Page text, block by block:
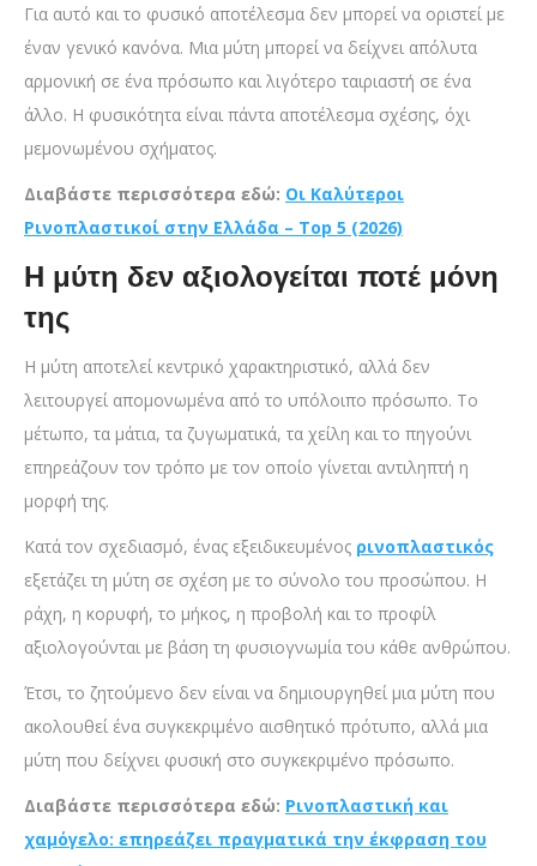
Για αυτό και το φυσικό αποτέλεσμα δεν μπορεί να οριστεί με
έναν γενικό κανόνα. Μια μύτη μπορεί να δείχνει απόλυτα
αρμονική σε ένα πρόσωπο και λιγότερο ταιριαστή σε ένα
άλλο. Η φυσικότητα είναι πάντα αποτέλεσμα σχέσης, όχι
μεμονωμένου σχήματος.
Διαβάστε περισσότερα εδώ: Οι Καλύτεροι
Ρινοπλαστικοί στην Ελλάδα – Top 5 (2026)
Η μύτη δεν αξιολογείται ποτέ μόνη
της
Η μύτη αποτελεί κεντρικό χαρακτηριστικό, αλλά δεν
λειτουργεί απομονωμένα από το υπόλοιπο πρόσωπο. Το
μέτωπο, τα μάτια, τα ζυγωματικά, τα χείλη και το πηγούνι
επηρεάζουν τον τρόπο με τον οποίο γίνεται αντιληπτή η
μορφή της.
Κατά τον σχεδιασμό, ένας εξειδικευμένος ρινοπλαστικός
εξετάζει τη μύτη σε σχέση με το σύνολο του προσώπου. Η
ράχη, η κορυφή, το μήκος, η προβολή και το προφίλ
αξιολογούνται με βάση τη φυσιογνωμία του κάθε ανθρώπου.
Έτσι, το ζητούμενο δεν είναι να δημιουργηθεί μια μύτη που
ακολουθεί ένα συγκεκριμένο αισθητικό πρότυπο, αλλά μια
μύτη που δείχνει φυσική στο συγκεκριμένο πρόσωπο.
Διαβάστε περισσότερα εδώ: Ρινοπλαστική και
χαμόγελο: επηρεάζει πραγματικά την έκφραση του